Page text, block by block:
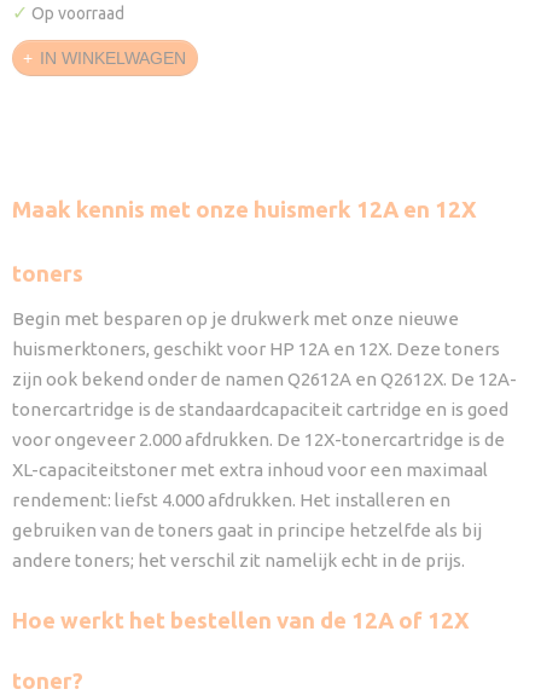
✓ Op voorraad
IN WINKELWAGEN
Maak kennis met onze huismerk 12A en 12X
toners
Begin met besparen op je drukwerk met onze nieuwe
huismerktoners, geschikt voor HP 12A en 12X. Deze toners
zijn ook bekend onder de namen Q2612A en Q2612X. De 12A-
tonercartridge is de standaardcapaciteit cartridge en is goed
voor ongeveer 2.000 afdrukken. De 12X-tonercartridge is de
XL-capaciteitstoner met extra inhoud voor een maximaal
rendement: liefst 4.000 afdrukken. Het installeren en
gebruiken van de toners gaat in principe hetzelfde als bij
andere toners; het verschil zit namelijk echt in de prijs.
Hoe werkt het bestellen van de 12A of 12X
toner?